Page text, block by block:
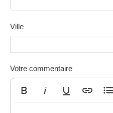
Ville
Votre commentaire